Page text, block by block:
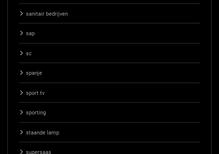
sanitair bedrijven
sap
sc
spanje
sport tv
sporting
staande lamp
supersaas